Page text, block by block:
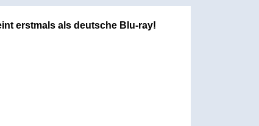
erstmals als deutsche Blu-ray!